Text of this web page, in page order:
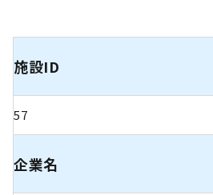
施設ID
57
企業名